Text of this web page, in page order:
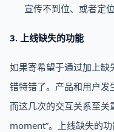
宣传不到位、或者定
3. 上线缺失的功能
如果寄希望于通过加上
错特错了。产品和用户发
而这几次的交互关系至关
moment”。上线缺失的